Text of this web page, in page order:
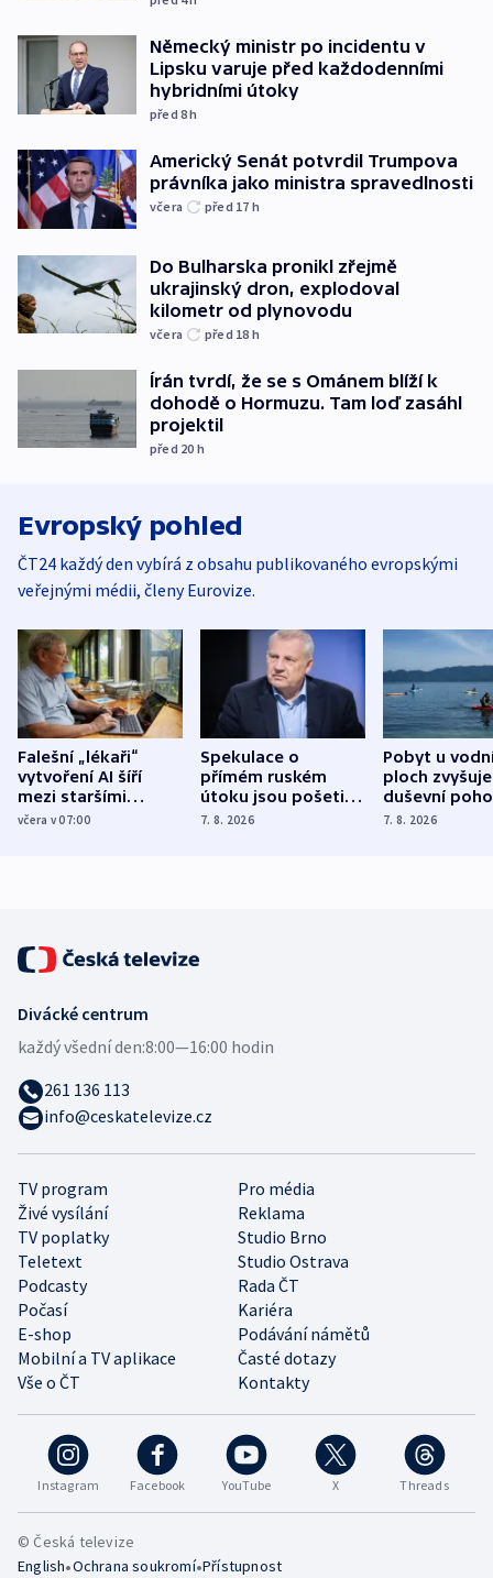
Německý ministr po incidentu v
Lipsku varuje před každodenními
hybridními útoky
před 8h
Americký Senát potvrdil Trumpova
právníka jako ministra spravedlnosti
včera před 17 h
Do Bulharska pronikl zřejmě
ukrajinský dron, explodoval
kilometr od plynovodu
včera před 18 h
Írán tvrdí, že se s Ománem blíží k
dohodě o Hormuzu. Tam loď zasáhl
projektil
před 20 h
Evropský pohled
ČT24 každý den vybírá z obsahu publikovaného evropskými
veřejnými médii, členy Eurovize.
Falešní „lékaři“
vytvoření AI šíří
mezi staršími
Poláky nebezpečné
včera v 07:00
Spekulace o
přímém ruském
útoku jsou pošetilé,
míní estonský
7. 8. 2026
Pobyt u
ploch zvyšuje
duševní
ukázala
7. 8. 2026
Instagram Facebook YouTube X Threads
TV program
Pro média
Živé vysílání
Reklama
TV poplatky
Studio Brno
Teletext
Studio Ostrava
Podcasty
Rada ČT
Počasí
Kariéra
E-shop
Podávání námětů
Mobilní a TV aplikace
Časté dotazy
Vše o ČT
Kontakty
Divácké centrum
každý všední den:8:00—16:00 hodin
261 136 113
info@ceskatelevize.cz
© Česká televize
English•Ochrana soukromí•Přístupnost